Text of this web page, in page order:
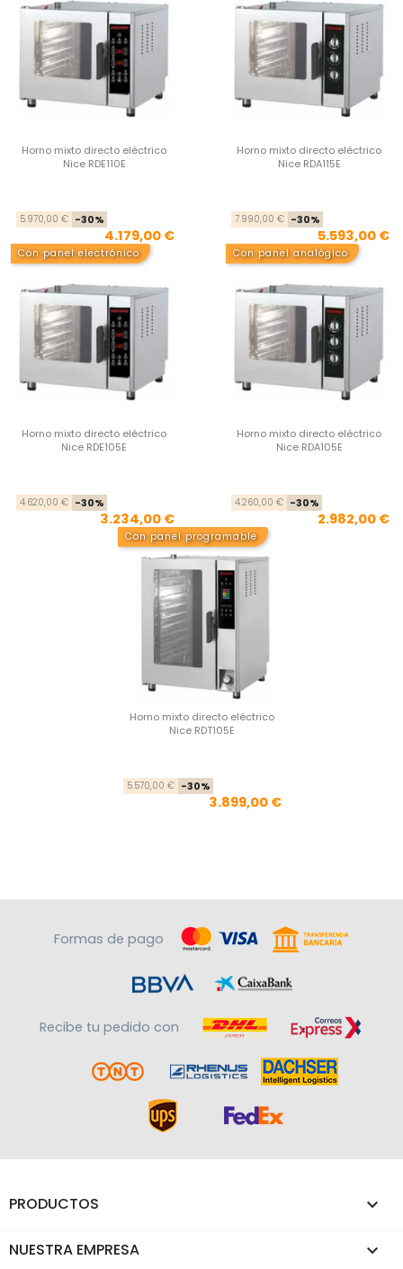
Horno mixto directo eléctrico
Nice RDE110E
Precio base
5.970,00 € -30%
4.179,00 €
Horno mixto directo eléctrico
Nice RDA115E
7.990,00 € -30%
5.593,00 €
Con panel electrónico
Horno mixto directo eléctrico
Nice RDE105E
Precio base
4.620,00 € -30%
3.234,00 €
Con panel analógico
Horno mixto directo eléctrico
Nice RDA105E
4.260,00 € -30%
2.982,00 €
Con panel programable
Horno mixto directo eléctrico
Nice RDT105E
5.570,00 € -30%
3.899,00 €
Formas de pago
Recibe tu pedido con
PRODUCTOS 
NUESTRA EMPRESA 